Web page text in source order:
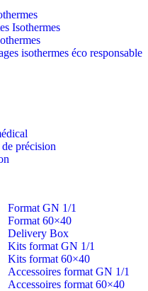
Isothermes
isothermes éco responsable
précision
Format GN 1/1
Format 60×40
Delivery Box
Kits format GN 1/1
Kits format 60×40
Accessoires format GN 1/1
Accessoires format 60×40